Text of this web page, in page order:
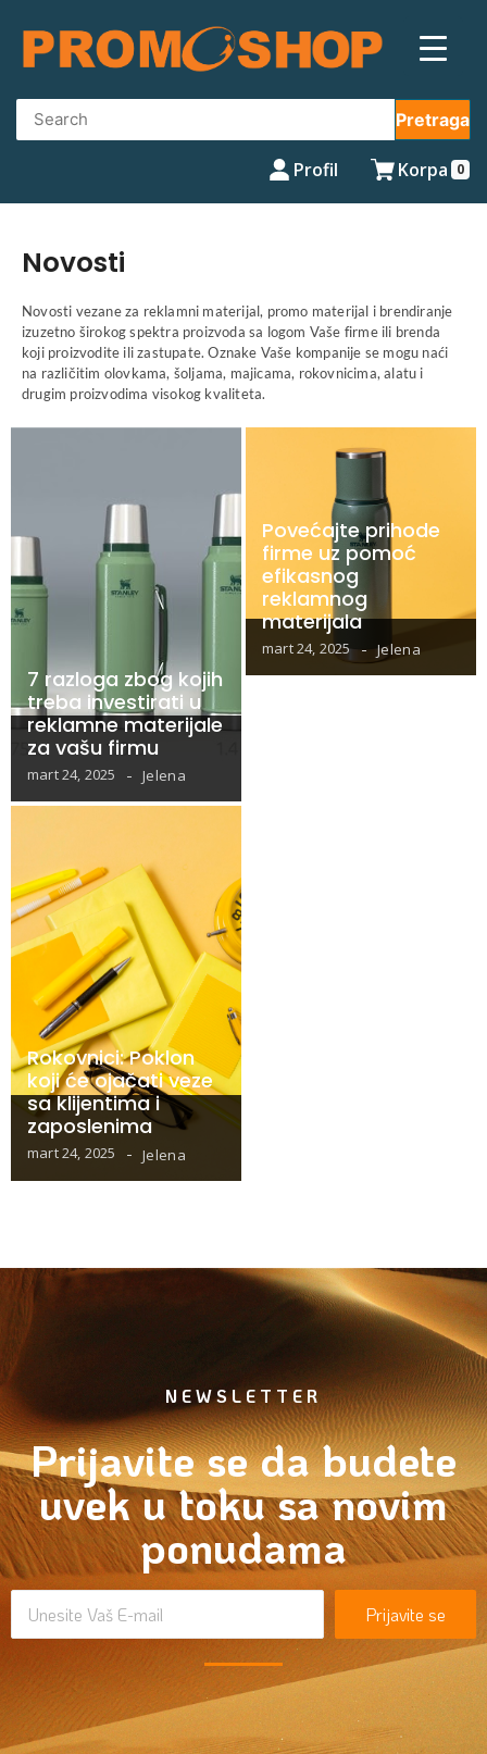
Pretraga
Profil Korpa 0
Novosti
Novosti vezane za reklamni materijal, promo materijal i brendiranje
izuzetno širokog spektra proizvoda sa logom Vaše firme ili brenda
koji proizvodite ili zastupate. Oznake Vaše kompanije se mogu naći
na različitim olovkama, šoljama, majicama, rokovnicima, alatu i
drugim proizvodima visokog kvaliteta.
7 razloga zbog kojih
treba investirati u
reklamne materijale
za vašu firmu
mart 24, 2025 Jelena
Rokovnici: Poklon
koji će ojačati veze
sa klijentima i
zaposlenima
mart 24, 2025 Jelena
Povećajte prihode
firme uz pomoć
efikasnog
reklamnog
materijala
mart 24, 2025 Jelena
NEWSLETTER
Prijavite se da budete
uvek u toku sa novim
ponudama
Prijavite se